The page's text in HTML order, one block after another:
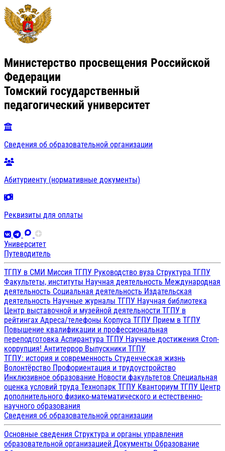
Министерство просвещения Российской
Федерации
Томский государственный
педагогический университет
Сведения об образовательной организации
Абитуриенту (нормативные документы)
Реквизиты для оплаты
Университет
Путеводитель
ТГПУ в СМИ Миссия ТГПУ Руководство вуза Структура ТГПУ
Факультеты, институты Научная деятельность Международная
деятельность Социальная деятельность Издательская
деятельность Научные журналы ТГПУ Научная библиотека
Центр выставочной и музейной деятельности ТГПУ в
рейтингах Адреса/телефоны Корпуса ТГПУ Прием в ТГПУ
Повышение квалификации и профессиональная
переподготовка Аспирантура ТГПУ Научные достижения Стоп-
коррупция! Антитеррор Выпускники ТГПУ
ТГПУ: история и современность Студенческая жизнь
Волонтёрство Профориентация и трудоустройство
Инклюзивное образование Новости факультетов Специальная
оценка условий труда Технопарк ТГПУ Кванториум ТГПУ Центр
дополнительного физико-математического и естественно-
научного образования
Сведения об образовательной организации
Основные сведения Структура и органы управления
образовательной организацией Документы Образование